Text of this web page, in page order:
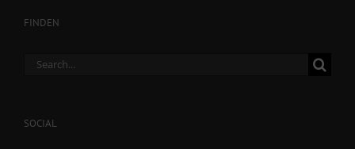
FINDEN
Search
SOCIAL